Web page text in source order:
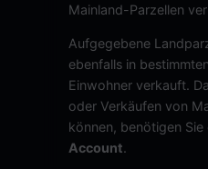
Mainland-Parzellen
Aufgegebene
ebenfalls in
Einwohner verkauft.
oder Verkäufen von
können, benötigen Sie
Account.